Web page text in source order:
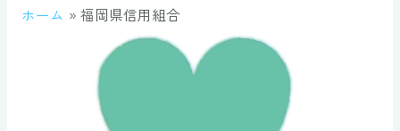
ホーム 福岡県信用組合